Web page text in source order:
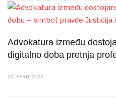
Advokatura između
digitalno doba pretnja
22. APRIL 2026.